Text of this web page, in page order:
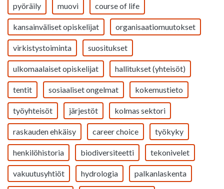
pyöräily muovi course of life
kansainväliset opiskelijat organisaatiomuutokset
virkistystoiminta suositukset
ulkomaalaiset opiskelijat hallitukset (yhteisöt)
tentit sosiaaliset ongelmat kokemustieto
työyhteisöt järjestöt kolmas sektori
raskauden ehkäisy career choice työkyky
henkilöhistoria biodiversiteetti tekonivelet
vakuutusyhtiöt hydrologia palkanlaskenta